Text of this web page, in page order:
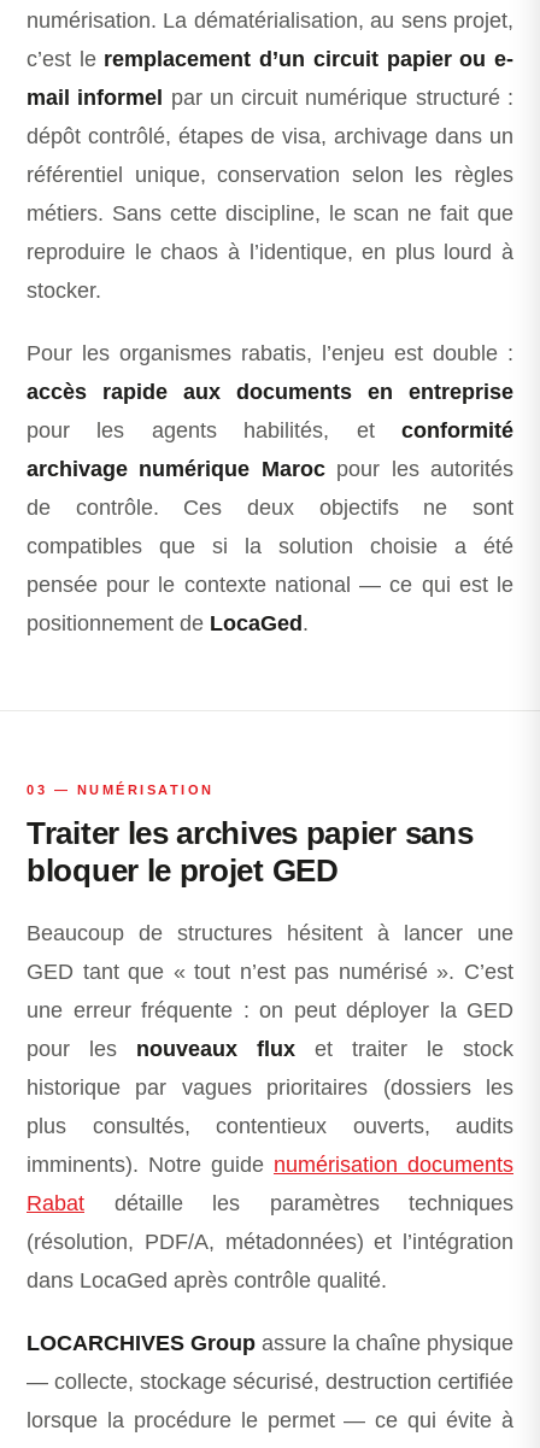
numérisation. La dématérialisation, au sens projet,
c’est le remplacement d’un circuit papier ou e-
mail informel
par un circuit numérique structuré :
dépôt contrôlé, étapes de visa, archivage dans un
référentiel unique, conservation selon les règles
métiers. Sans cette discipline, le scan ne fait que
reproduire le chaos à l’identique, en plus lourd à
stocker.
Pour les organismes rabatis, l’enjeu est double :
accès rapide aux documents en entreprise
pour les agents habilités, et conformité
archivage numérique Marocpour les autorités
de contrôle. Ces deux objectifs ne sont
compatibles que si la solution choisie a été
pensée pour le contexte national — ce qui est le
positionnement de LocaGed .
03 — NUMÉRISATION
Traiter les archives papier sans
bloquer le projet GED
Beaucoup de structures hésitent à lancer une
GED tant que « tout n’est pas numérisé ». C’est
une erreur fréquente : on peut déployer la GED
pour les nouveaux flux et traiter le stock
historique par vagues prioritaires (dossiers les
plus consultés, contentieux ouverts, audits
imminents). Notre guide numérisation documents
Rabat détaille les paramètres techniques
(résolution, PDF/A, métadonnées) et l’intégration
dans LocaGed après contrôle qualité.
LOCARCHIVES Group assure la chaîne physique
— collecte, stockage sécurisé, destruction certifiée
lorsque la procédure le permet — ce qui évite à